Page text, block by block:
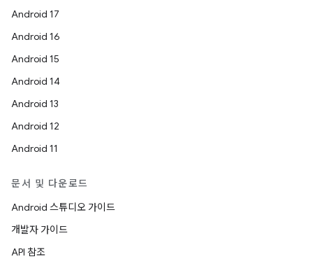
Android 17
Android 16
Android 15
Android 14
Android 13
Android 12
Android 11
문서 및 다운로드
Android 스튜디오 가이드
개발자 가이드
API 참조